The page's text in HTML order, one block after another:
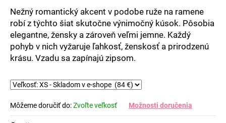
hviezdičiek.
Nežný romantický akcent v podobe ruže na ramene
robí z týchto šiat skutočne výnimočný kúsok. Pôsobia
elegantne, žensky a zároveň veľmi jemne. Každý
pohyb v nich vyžaruje ľahkosť, ženskosť a prirodzenú
krásu. Vzadu sa zapínajú zipsom.
Môžeme doručiť do:Zvoľte veľkosť Možnosti doručenia